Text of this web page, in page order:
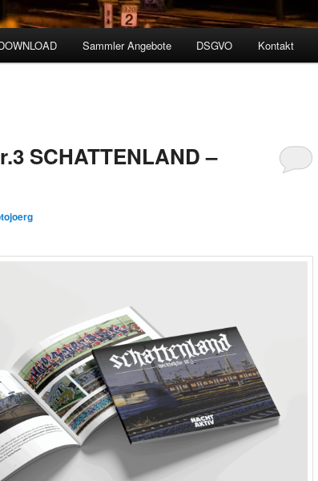
Sammler Angebote DSGVO Kontakt
SCHATTENLAND –